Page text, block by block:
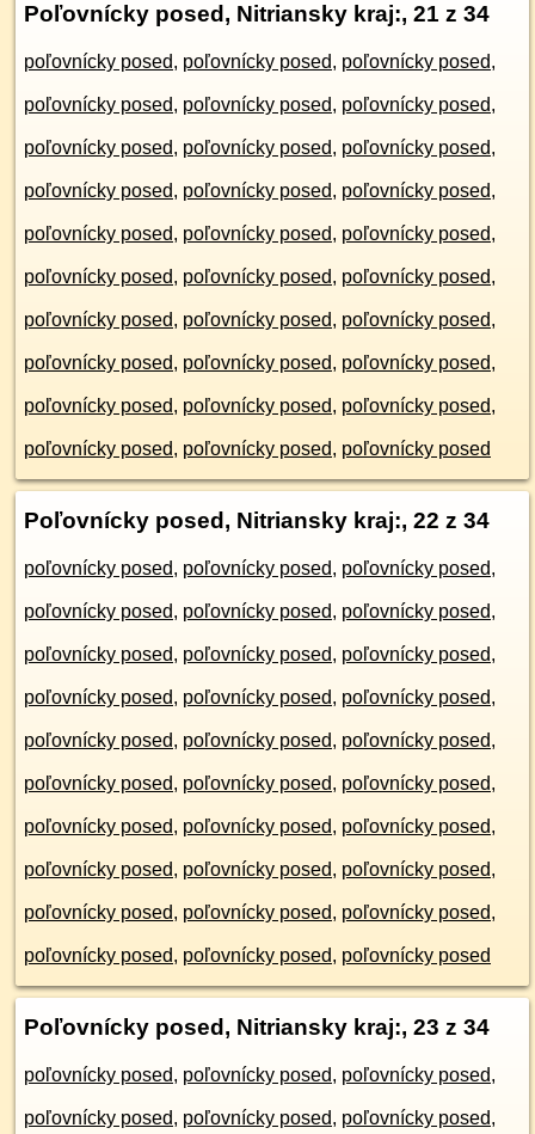
Poľovnícky posed, Nitriansky kraj:, 21 z 34
poľovnícky posed, poľovnícky posed, poľovnícky posed,
poľovnícky posed, poľovnícky posed, poľovnícky posed,
poľovnícky posed, poľovnícky posed, poľovnícky posed,
poľovnícky posed, poľovnícky posed, poľovnícky posed,
poľovnícky posed, poľovnícky posed, poľovnícky posed,
poľovnícky posed, poľovnícky posed, poľovnícky posed,
poľovnícky posed, poľovnícky posed, poľovnícky posed,
poľovnícky posed, poľovnícky posed, poľovnícky posed,
poľovnícky posed, poľovnícky posed, poľovnícky posed,
poľovnícky posed, poľovnícky posed, poľovnícky posed
Poľovnícky posed, Nitriansky kraj:, 22 z 34
poľovnícky posed, poľovnícky posed, poľovnícky posed,
poľovnícky posed, poľovnícky posed, poľovnícky posed,
poľovnícky posed, poľovnícky posed, poľovnícky posed,
poľovnícky posed, poľovnícky posed, poľovnícky posed,
poľovnícky posed, poľovnícky posed, poľovnícky posed,
poľovnícky posed, poľovnícky posed, poľovnícky posed,
poľovnícky posed, poľovnícky posed, poľovnícky posed,
poľovnícky posed, poľovnícky posed, poľovnícky posed,
poľovnícky posed, poľovnícky posed, poľovnícky posed,
poľovnícky posed, poľovnícky posed, poľovnícky posed
Poľovnícky posed, Nitriansky kraj:, 23 z 34
poľovnícky posed, poľovnícky posed, poľovnícky posed,
poľovnícky posed, poľovnícky posed, poľovnícky posed,